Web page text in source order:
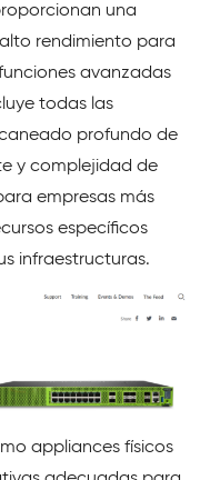
una
rendimiento para
avanzadas
todas las
profundo de
y complejidad de
empresas más
específicos
infraestructuras.
appliances físicos